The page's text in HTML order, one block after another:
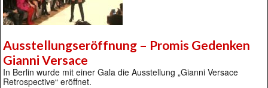
Ausstellungseröffnung – Promis Gedenken
Gianni Versace
In Berlin wurde mit einer Gala die Ausstellung „Gianni Versace
Retrospective“ eröffnet.